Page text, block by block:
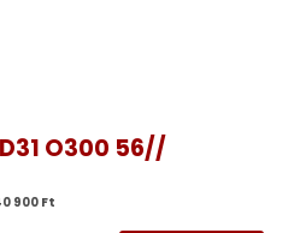
O300 56//
900 Ft